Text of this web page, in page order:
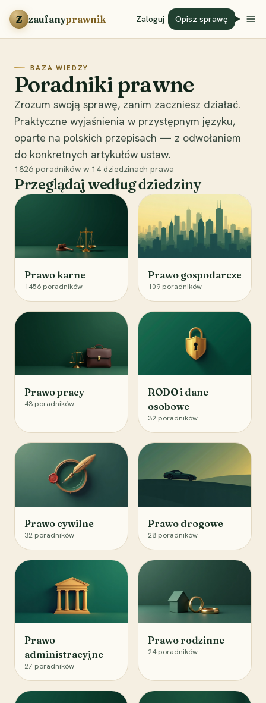
Przejdź do treści
Z zaufanyprawnik Zaloguj Opisz sprawę
BAZA WIEDZY
Poradniki prawne
Zrozum swoją sprawę, zanim zaczniesz działać.
Praktyczne wyjaśnienia w przystępnym języku,
oparte na polskich przepisach — z odwołaniem
do konkretnych artykułów ustaw.
1826 poradników w 14 dziedzinach prawa
Przeglądaj według dziedziny
Prawo karne
1456 poradników
Prawo gospodarcze
109 poradników
Prawo pracy
43 poradników
RODO i dane
osobowe
32 poradników
Prawo cywilne
32 poradników
Prawo drogowe
28 poradników
Prawo
administracyjne
27 poradników
Prawo rodzinne
24 poradników